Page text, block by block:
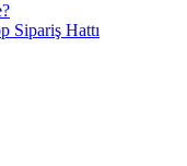
Sipariş Hattı